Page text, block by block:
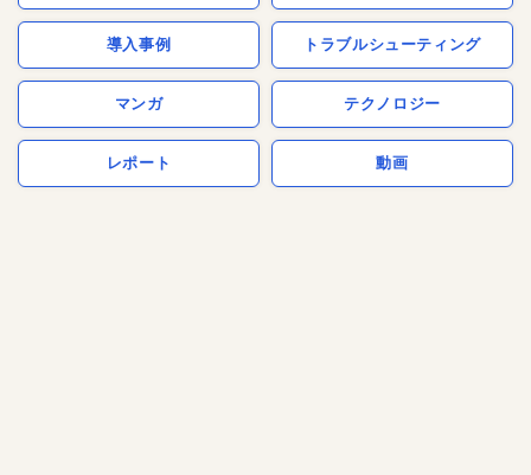
導入事例 トラブルシューティング
マンガ テクノロジー
レポート 動画